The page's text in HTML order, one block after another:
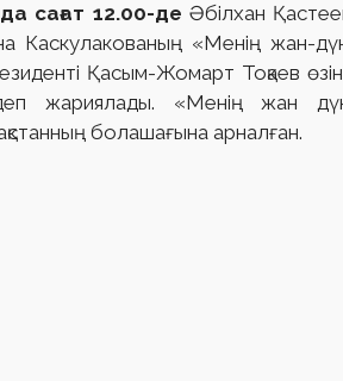
сағат 12.00-де Әбілхан
Каскулакованың «Менің жан-
Қасым-Жомарт Тоқаев
жариялады. «Менің жан
болашағына арналған.